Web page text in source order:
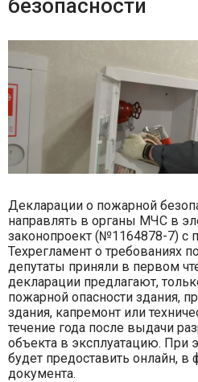
безопасности
Декларации о пожарной
направлять в органы МЧС в
законопроект (№1164878-7) с
Техрегламент о требованиях
депутаты приняли в первом
декларации предлагают,
пожарной опасности здания,
здания, капремонт или
течение года после выдачи
объекта в эксплуатацию.
будет предоставить онлайн,
документа.